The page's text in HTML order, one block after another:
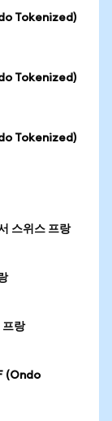
Tokenized)
Tokenized)
Tokenized)
스위스 프랑
랑
(Ondo